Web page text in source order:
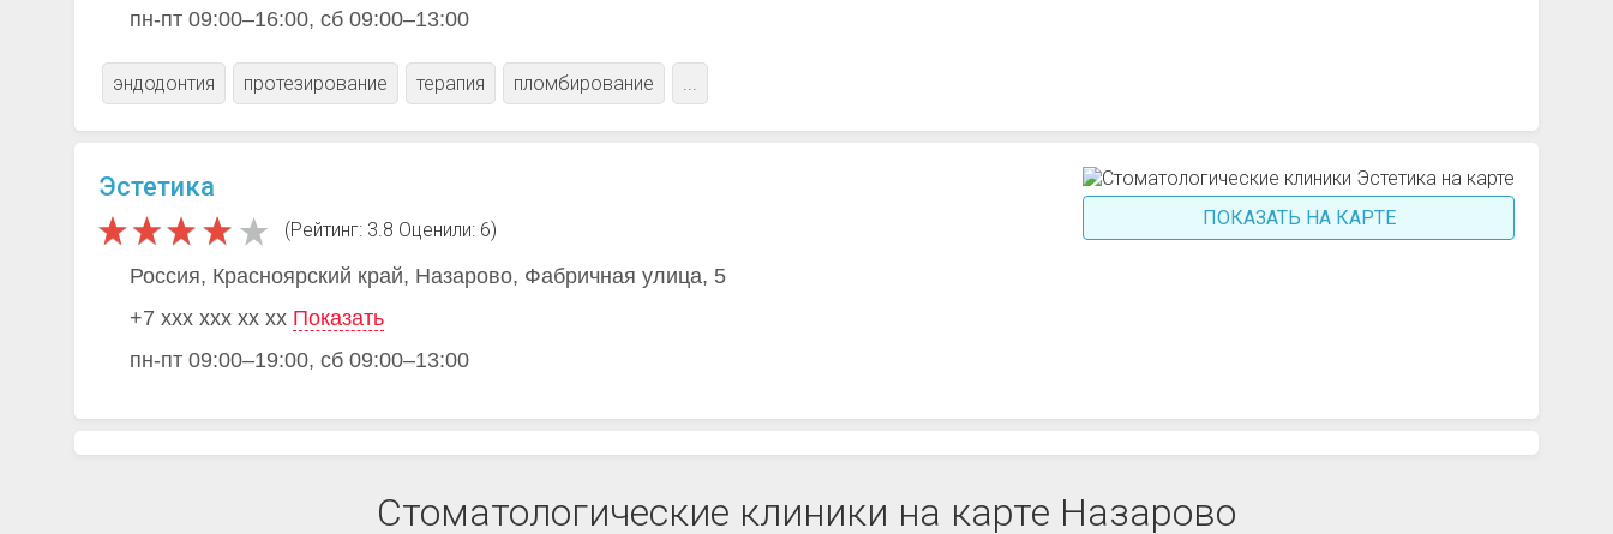
пн-пт 09:00–16:00, сб 09:00–13:00
эндодонтия протезирование терапия пломбирование ...
Эстетика
(Рейтинг: 3.8 Оценили: 6)
Россия, Красноярский край, Назарово, Фабричная улица, 5
+7 xxx xxx xx xx Показать
пн-пт 09:00–19:00, сб 09:00–13:00
ПОКАЗАТЬ НА КАРТЕ
Стоматологические клиники на карте Назарово